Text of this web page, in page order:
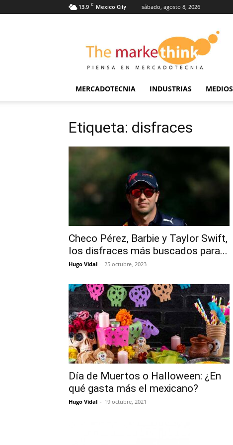
13.9 C Mexico City sábado, agosto 8, 2026
Markethink
MERCADOTECNIA INDUSTRIAS MEDIOS
Etiqueta: disfraces
Checo Pérez, Barbie y Taylor Swift,
los disfraces más buscados para...
Hugo Vidal - 25 octubre, 2023
Día de Muertos o Halloween: ¿En
qué gasta más el mexicano?
Hugo Vidal - 19 octubre, 2021